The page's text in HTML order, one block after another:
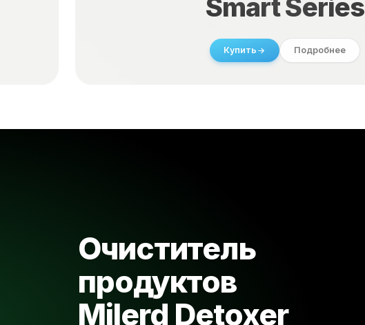
Smart Series
Купить Подробнее
Очиститель
продуктов
Milerd Detoxer